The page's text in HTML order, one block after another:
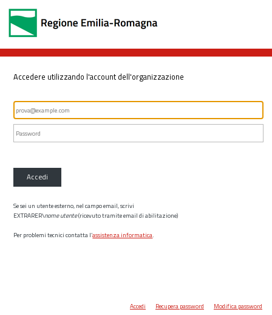
Accedere utilizzando l'account dell'organizzazione
Accedi
Se sei un utente esterno, nel campo email, scrivi
EXTRARER\nome utente(ricevuto tramite email di abilitazione)
Per problemi tecnici contatta l’assistenza informatica.
Accedi Recupera password Modifica password